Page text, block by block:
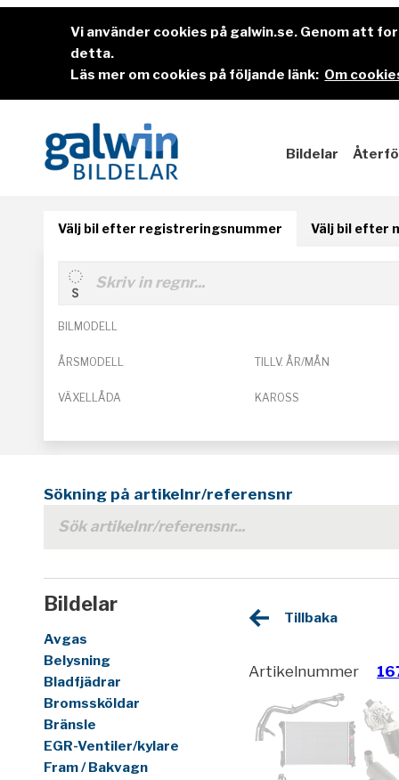
Vi använder cookies på galwin.se. Genom att
detta.
Läs mer om cookies på följande länk: Om
Bildelar
Välj bil efter registreringsnummer Välj bil efter
BILMODELL
ÅRSMODELL TILLV. ÅR/MÅN
VÄXELLÅDA KAROSS
Sökning på artikelnr/referensnr
Bildelar
Avgas
Belysning
Bladfjädrar
Bromssköldar
Bränsle
EGR-Ventiler/kylare
Fram / Bakvagn
Tillbaka
Artikelnummer